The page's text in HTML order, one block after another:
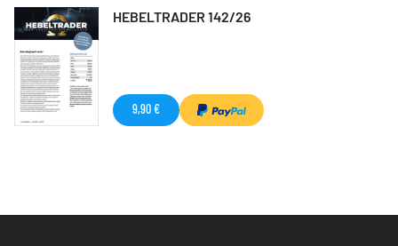
HEBELTRADER 142/26
9,90 €